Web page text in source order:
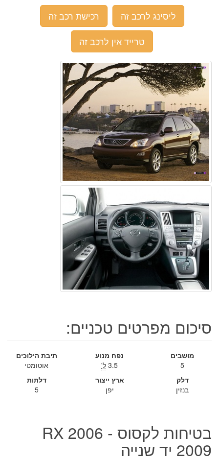
ליסינג לרכב זה
רכישת רכב זה
טרייד אין לרכב זה
סיכום מפרטים טכניים:
מושבים
5
נפח מנוע
3.5 ל'
תיבת הילוכים
אוטומטי
דלק
בנזין
ארץ ייצור
יפן
דלתות
5
בטיחות לקסוס RX 2006 -
2009 יד שנייה